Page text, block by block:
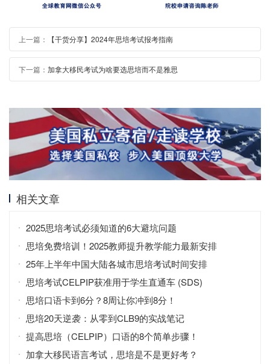
上一篇： 【干货分享】2024年思培考试报考指南
下一篇： 加拿大移民考试为啥要选思培而不是雅思
相关文章
2025思培考试必须知道的6大避坑问题
思培免费培训！2025教师提升教学能力最新安排
25年上半年中国大陆各城市思培考试时间安排
思培考试CELPIP获准用于学生直通车 (SDS)
思培口语卡到6分？8周让你冲到8分！
思培20天逆袭：从零到CLB9的实战笔记
提高思培（CELPIP）口语的8个简单步骤！
加拿大移民语言考试，思培是不是更好考？